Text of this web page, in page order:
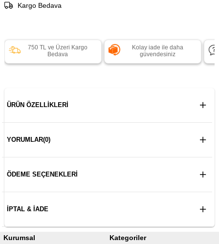
Kargo Bedava
750 TL ve Üzeri Kargo
Bedava
Kolay iade ile daha
güvendesiniz
ÜRÜN ÖZELLIKLERI
YORUMLAR(0)
ÖDEME SEÇENEKLERI
İPTAL & İADE
Kurumsal Kategoriler